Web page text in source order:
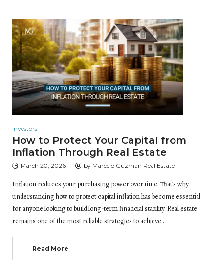
Investors
How to Protect Your Capital from
Inflation Through Real Estate
March 20, 2026 by Marcelo Guzman Real Estate
Inflation reduces your purchasing power over time. That’s why
understanding how to protect capital inflation has become essential
for anyone looking to build long-term financial stability. Real estate
remains one of the most reliable strategies to achieve…
Read More